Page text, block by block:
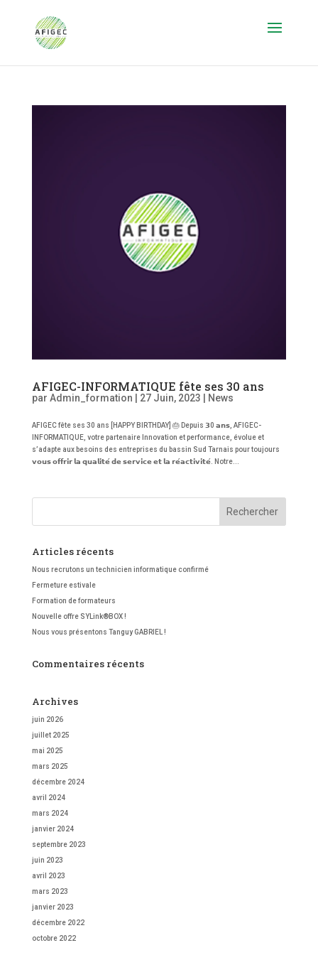
AFIGEC-INFORMATIQUE fête ses 30 ans
par Admin_formation 27 Juin, 2023 News
AFIGEC fête ses 30 ans [HAPPY BIRTHDAY] 🎂 Depuis 𝟯0 𝗮𝗻𝘀, AFIGEC-
INFORMATIQUE, votre partenaire Innovation et performance, évolue et
s’adapte aux besoins des entreprises du bassin Sud Tarnais pour toujours
𝘃𝗼𝘂𝘀 𝗼𝗳𝗳𝗿𝗶𝗿 𝗹𝗮 𝗾𝘂𝗮𝗹𝗶𝘁𝗲́ 𝗱𝗲 𝘀𝗲𝗿𝘃𝗶𝗰𝗲 𝗲𝘁 𝗹𝗮 𝗿𝗲́𝗮𝗰𝘁𝗶𝘃𝗶𝘁𝗲́. Notre...
Articles récents
Nous recrutons un technicien informatique confirmé
Fermeture estivale
Formation de formateurs
Nouvelle offre SYLink®BOX !
Nous vous présentons Tanguy GABRIEL !
Commentaires récents
Archives
juin 2026
juillet 2025
mai 2025
mars 2025
décembre 2024
avril 2024
mars 2024
janvier 2024
septembre 2023
juin 2023
avril 2023
mars 2023
janvier 2023
décembre 2022
octobre 2022